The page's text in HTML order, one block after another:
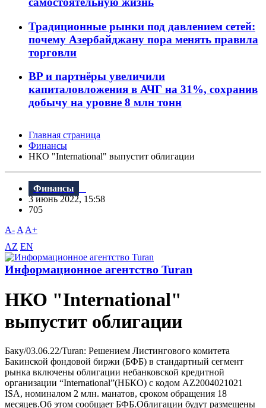
Традиционные рынки под давлением сетей:
почему Азербайджану пора менять правила
торговли
BP и партнёры увеличили
капиталовложения в АЧГ на 31%, сохранив
добычу на уровне 8 млн тонн
Главная страница
Финансы
НКО "International" выпустит облигации
Финансы
3 июнь 2022, 15:58
705
A- A A+
AZ EN
Информационное агентство Turan
НКО "International"
выпустит облигации
Баку/03.06.22/Turan: Решением Листингового комитета
Бакинской фондовой биржи (БФБ) в стандартный сегмент
рынка включены облигации небанковской кредитной
организации “International”(НБКО) с кодом AZ2004021021
ISA, номиналом 2 млн. манатов, сроком обращения 18
месяцев.Об этом сообщает БФБ.Облигации будут размещены